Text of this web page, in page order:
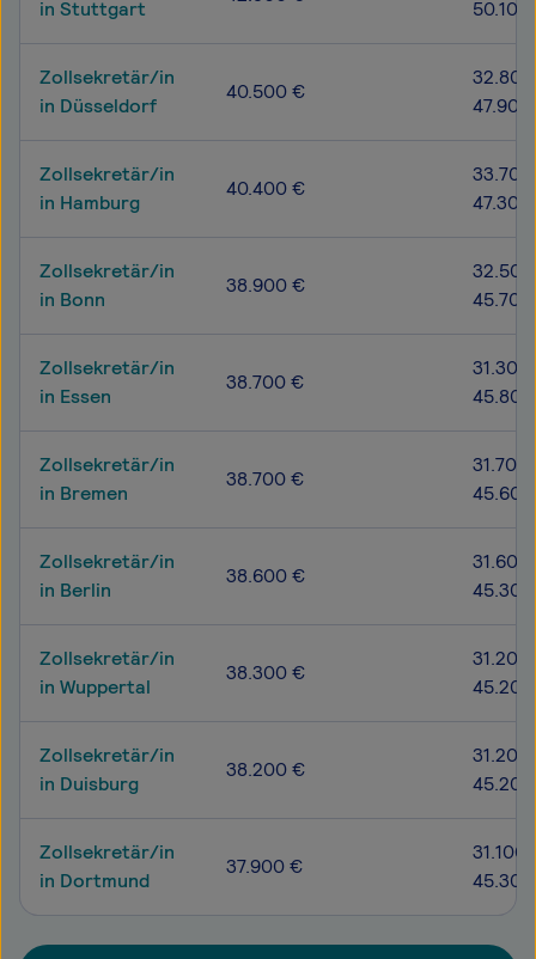
in Stuttgart
Zollsekretär/in
in Düsseldorf
40.500 €
Zollsekretär/in
in Hamburg
40.400 €
Zollsekretär/in
in Bonn
38.900 €
Zollsekretär/in
in Essen
38.700 €
Zollsekretär/in
in Bremen
38.700 €
Zollsekretär/in
in Berlin
38.600 €
Zollsekretär/in
in Wuppertal
38.300 €
Zollsekretär/in
in Duisburg
38.200 €
Zollsekretär/in
in Dortmund
37.900 €
31.100